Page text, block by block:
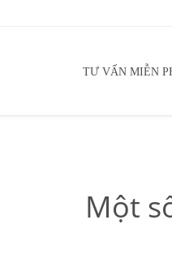
TƯ VẤN MIỄN
Một